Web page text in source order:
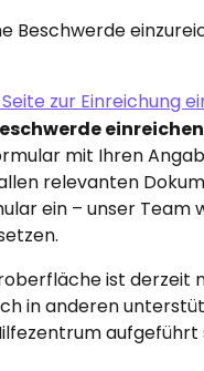
Beschwerde
Seite zur Einreichung
einreichen
mit Ihren
relevanten
ein – unser
ist derzeit
in anderen
aufgeführt